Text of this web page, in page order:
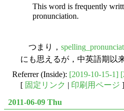
This word is frequently
pronunciation.
つまり，
にも思えるが，中英語期以
Referrer (Inside): [2019-10-15-1]
[ 固定リンク | 印刷用ページ ]
2011-06-09 Thu